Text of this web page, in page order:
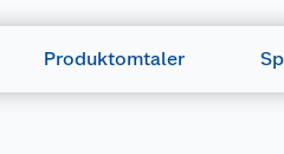
Produktomtaler